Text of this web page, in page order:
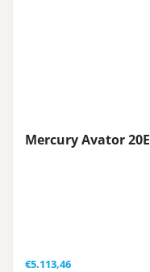
Mercury Avator 20E
€5.113,46